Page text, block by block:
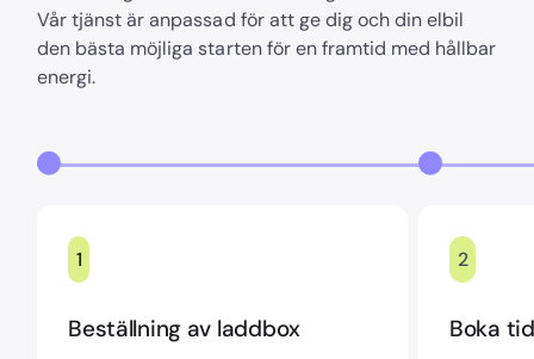
Vår tjänst är anpassad för att ge dig och din elbil
den bästa möjliga starten för en framtid med hållbar
energi.
1
Beställning av laddbox
2
Boka